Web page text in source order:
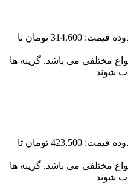
محدوده قیمت: 314,600 تومان تا
مختلفی می باشد. گزینه ها
شوند
محدوده قیمت: 423,500 تومان تا
مختلفی می باشد. گزینه ها
شوند